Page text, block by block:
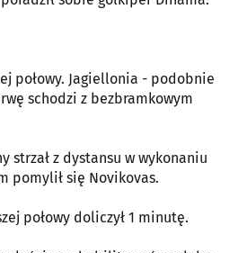
połowy. Jagiellonia - podobnie
schodzi z bezbramkowym
strzał z dystansu w wykonaniu
pomylił się Novikovas.
połowy doliczył 1 minutę.